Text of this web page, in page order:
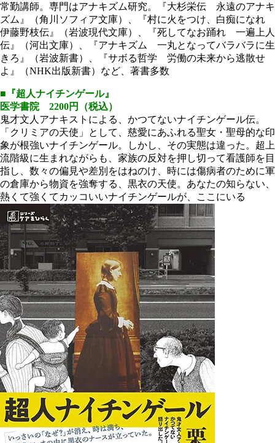
常勤講師。専門はアナキズム研究。『大杉栄伝 永遠のアナキ
ズム』（角川ソフィア文庫）、『村に火をつけ、白痴になれ
伊藤野枝伝』（岩波現代文庫）、『死してなお踊れ 一遍上人
伝』（河出文庫）、『アナキズム 一丸となってバラバラに生
きろ』（岩波新書）、『サボる哲学 労働の未来から逃散せ
よ』（NHK出版新書）など、著書多数
■『超人ナイチンゲール』
医学書院 2200円（税込）
鬼才文人アナキストによる、かつてないナイチンゲール伝。
「クリミアの天使」として、慈愛にあふれる聖女・聖母的な印
象が根強いナイチンゲール。しかし、その実態は違った。超上
流階級に生まれながらも、家族の反対を押し切って看護師を目
指し、数々の偏見や差別をはねのけ、時には傷病者のために軍
の倉庫から物資を強奪する、黒衣の天使。あなたの知らない、
熱くて強くてカッコいいナイチンゲールが、ここにいる